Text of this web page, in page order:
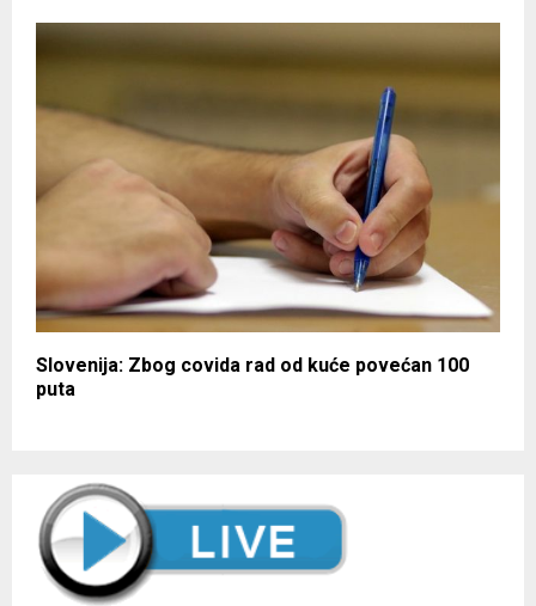
Slovenija: Zbog covida rad od kuće povećan 100
puta